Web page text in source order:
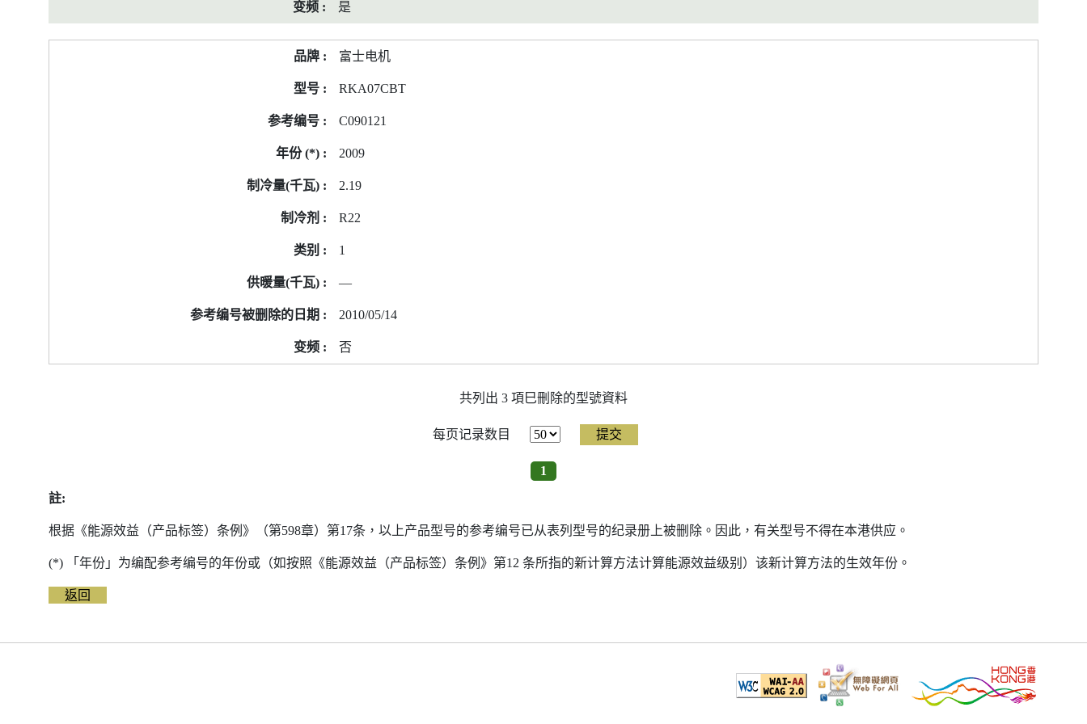
是
富士电机
RKA07CBT
C090121
2009
2.19
R22
1
—
2010/05/14
否
共列出 3 項巳刪除的型號資料
每页记录数目
1
註:
根据《能源效益（产品标签）条例》（第598章）第17条，以上产品型号的参考编号已从表列型号的纪录册上被删除。因此，有关型号不得在本港供应。
(*) 「年份」为编配参考编号的年份或（如按照《能源效益（产品标签）条例》第12 条所指的新计算方法计算能源效益级别）该新计算方法的生效年份。
返回